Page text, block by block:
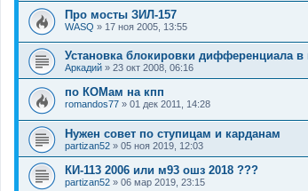
Про мосты ЗИЛ-157
WASQ » 17 ноя 2005, 13:55
Установка блокировки дифференциала
Аркадий » 23 окт 2008, 06:16
по КОМам на кпп
romandos77 » 01 дек 2011, 14:28
Нужен совет по ступицам и карданам
partizan52 » 05 ноя 2019, 12:03
КИ-113 2006 или м93 ошз 2018 ???
partizan52 » 06 мар 2019, 23:15